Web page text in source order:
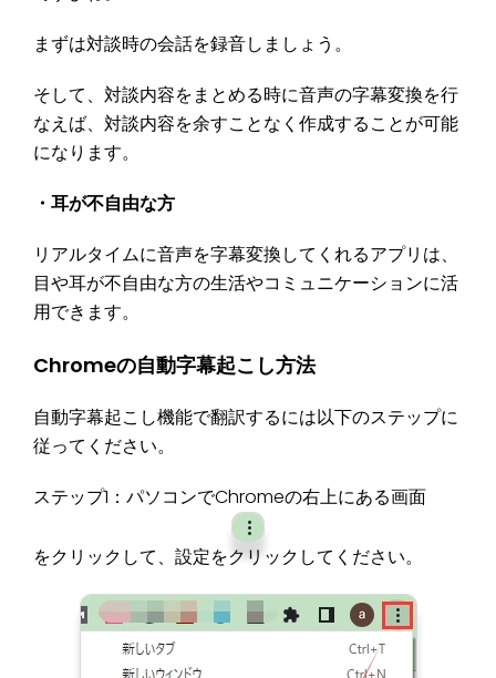
まずは対談時の会話を録音しましょう。
そして、対談内容をまとめる時に音声の字幕変換を行
なえば、対談内容を余すことなく作成することが可能
になります。
・耳が不自由な方
リアルタイムに音声を字幕変換してくれるアプリは、
目や耳が不自由な方の生活やコミュニケーションに活
用できます。
Chromeの自動字幕起こし方法
自動字幕起こし機能で翻訳するには以下のステップに
従ってください。
ステップ1：パソコンでChromeの右上にある画面
をクリックして、設定をクリックしてください。